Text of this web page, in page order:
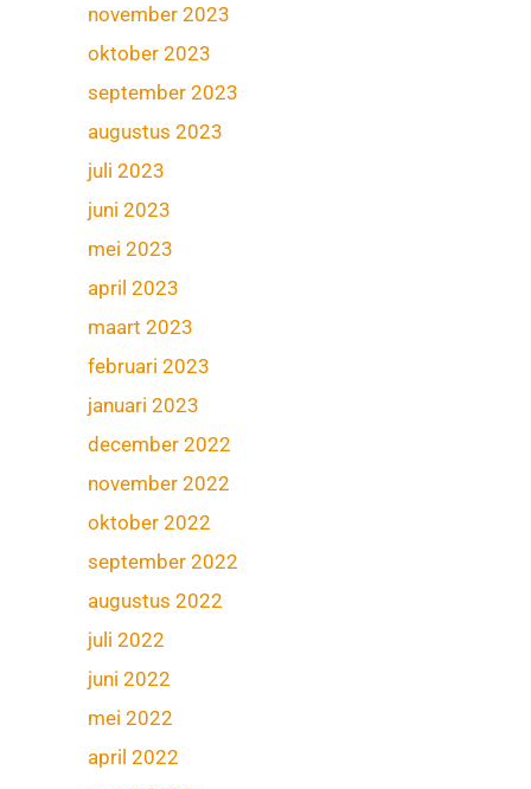
november 2023
oktober 2023
september 2023
augustus 2023
juli 2023
juni 2023
mei 2023
april 2023
maart 2023
februari 2023
januari 2023
december 2022
november 2022
oktober 2022
september 2022
augustus 2022
juli 2022
juni 2022
mei 2022
april 2022